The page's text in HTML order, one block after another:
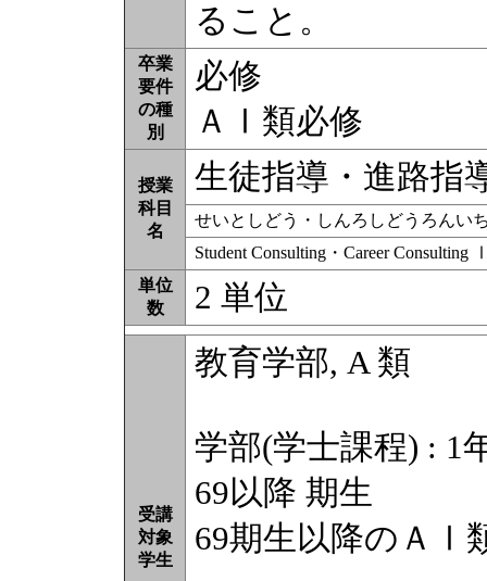
ること。
卒業
要件
の種
別
必修
ＡⅠ類必修
授業
科目
名
生徒指導・進路指
せいとしどう・しんろしどうろんい
Student Consulting・Career Consulting
単位
数
2 単位
受講
対象
学生
教育学部, A 類
学部(学士課程) : 1
69以降 期生
69期生以降のＡⅠ